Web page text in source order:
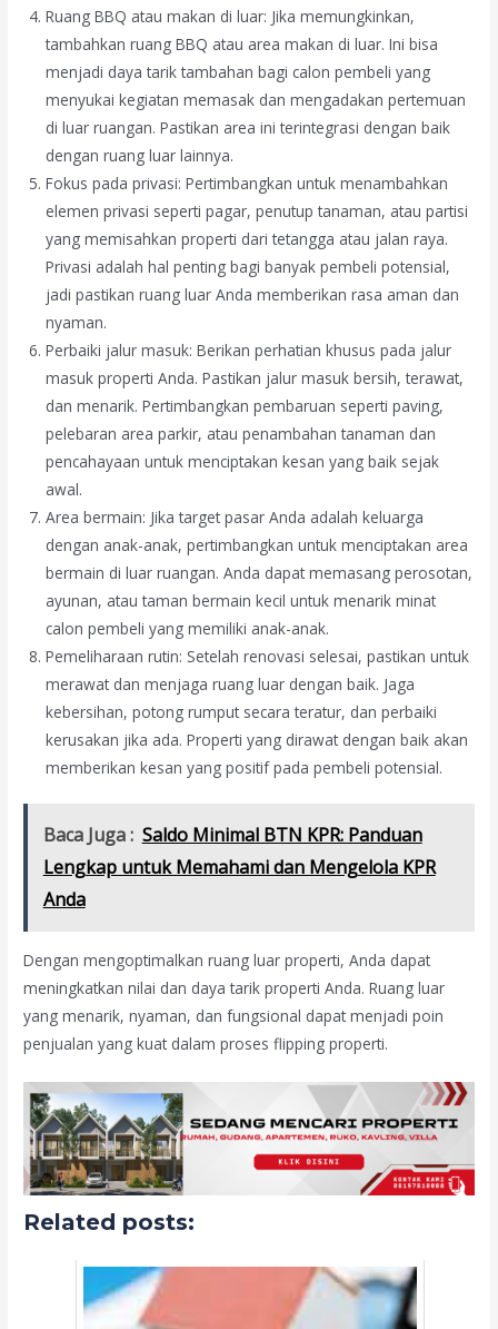
Ruang BBQ atau makan di luar: Jika memungkinkan,
tambahkan ruang BBQ atau area makan di luar. Ini bisa
menjadi daya tarik tambahan bagi calon pembeli yang
menyukai kegiatan memasak dan mengadakan pertemuan
di luar ruangan. Pastikan area ini terintegrasi dengan baik
dengan ruang luar lainnya.
Fokus pada privasi: Pertimbangkan untuk menambahkan
elemen privasi seperti pagar, penutup tanaman, atau partisi
yang memisahkan properti dari tetangga atau jalan raya.
Privasi adalah hal penting bagi banyak pembeli potensial,
jadi pastikan ruang luar Anda memberikan rasa aman dan
nyaman.
Perbaiki jalur masuk: Berikan perhatian khusus pada jalur
masuk properti Anda. Pastikan jalur masuk bersih, terawat,
dan menarik. Pertimbangkan pembaruan seperti paving,
pelebaran area parkir, atau penambahan tanaman dan
pencahayaan untuk menciptakan kesan yang baik sejak
awal.
Area bermain: Jika target pasar Anda adalah keluarga
dengan anak-anak, pertimbangkan untuk menciptakan area
bermain di luar ruangan. Anda dapat memasang perosotan,
ayunan, atau taman bermain kecil untuk menarik minat
calon pembeli yang memiliki anak-anak.
Pemeliharaan rutin: Setelah renovasi selesai, pastikan untuk
merawat dan menjaga ruang luar dengan baik. Jaga
kebersihan, potong rumput secara teratur, dan perbaiki
kerusakan jika ada. Properti yang dirawat dengan baik akan
memberikan kesan yang positif pada pembeli potensial.
Baca Juga : Saldo Minimal BTN KPR: Panduan
Lengkap untuk Memahami dan Mengelola KPR
Anda
Dengan mengoptimalkan ruang luar properti, Anda dapat
meningkatkan nilai dan daya tarik properti Anda. Ruang luar
yang menarik, nyaman, dan fungsional dapat menjadi poin
penjualan yang kuat dalam proses flipping properti.
Related posts: